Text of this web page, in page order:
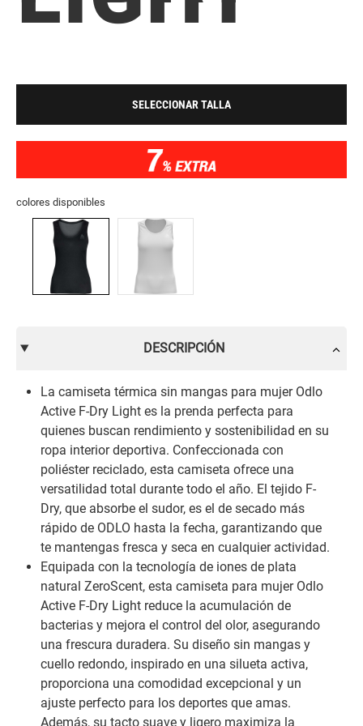
SELECCIONAR TALLA
colores disponibles
DESCRIPCIÓN
La camiseta térmica sin mangas para mujer Odlo
Active F-Dry Light es la prenda perfecta para
quienes buscan rendimiento y sostenibilidad en su
ropa interior deportiva. Confeccionada con
poliéster reciclado, esta camiseta ofrece una
versatilidad total durante todo el año. El tejido F-
Dry, que absorbe el sudor, es el de secado más
rápido de ODLO hasta la fecha, garantizando que
te mantengas fresca y seca en cualquier actividad.
Equipada con la tecnología de iones de plata
natural ZeroScent, esta camiseta para mujer Odlo
Active F-Dry Light reduce la acumulación de
bacterias y mejora el control del olor, asegurando
una frescura duradera. Su diseño sin mangas y
cuello redondo, inspirado en una silueta activa,
proporciona una comodidad excepcional y un
ajuste perfecto para los deportes que amas.
Además, su tacto suave y ligero maximiza la